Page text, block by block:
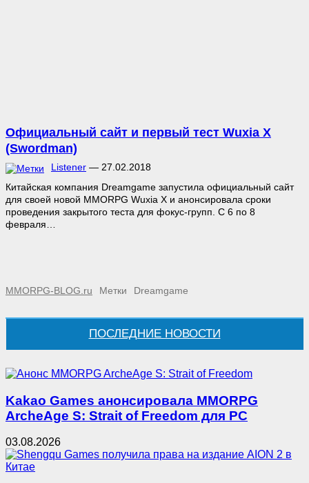
Официальный сайт и первый тест Wuxia X
(Swordman)
Listener — 27.02.2018
Китайская компания Dreamgame запустила официальный сайт
для своей новой MMORPG Wuхia X и анонсировала сроки
проведения закрытого теста для фокус-групп. С 6 по 8
февраля…
MMORPG-BLOG.ru Метки Dreamgame
ПОСЛЕДНИЕ НОВОСТИ
Kakao Games анонсировала MMORPG
ArcheAge S: Strait of Freedom для PC
03.08.2026